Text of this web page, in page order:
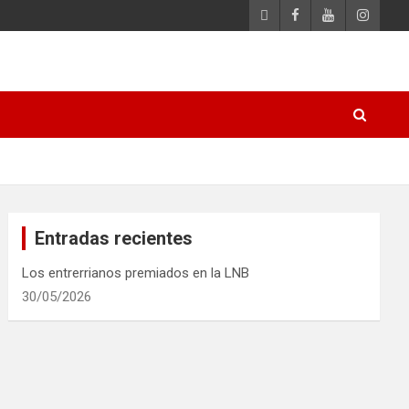
Entradas recientes
Los entrerrianos premiados en la LNB
30/05/2026